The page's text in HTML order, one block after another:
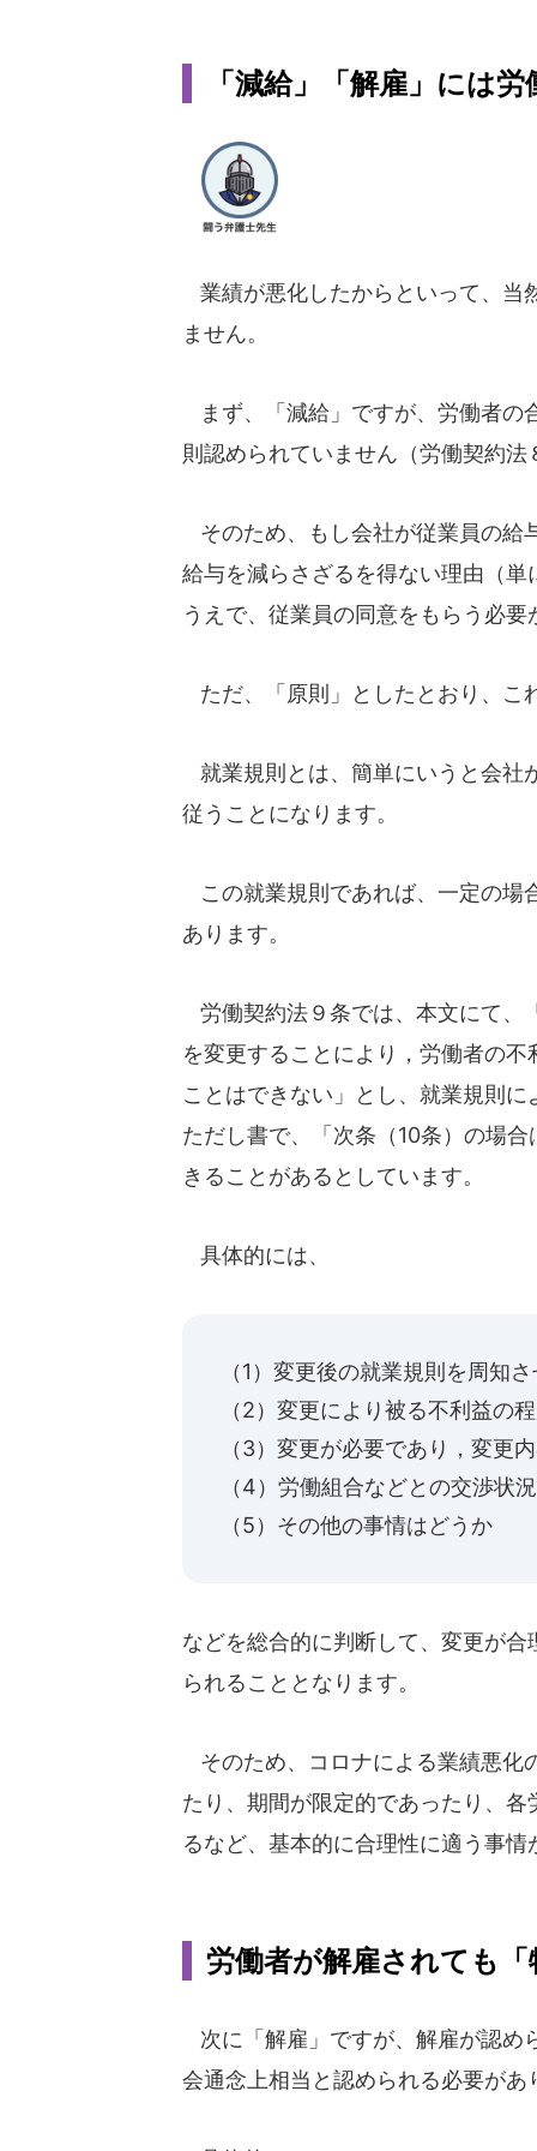
「減給」「解雇」には
業績が悪化したからといって、当
ません。
まず、「減給」ですが、労働者の
則認められていません（労働契約法
そのため、もし会社が従業員の給
給与を減らさざるを得ない理由（
うえで、従業員の同意をもらう必要
ただ、「原則」としたとおり、こ
就業規則とは、簡単にいうと会社
従うことになります。
この就業規則であれば、一定の場
あります。
労働契約法９条では、本文にて、
を変更することにより，労働者の
ことはできない」とし、就業規則
ただし書で、「次条（10条）の場
きることがあるとしています。
具体的には、
（1）変更後の就業規則を周知
（2）変更により被る不利益の
（3）変更が必要であり，変更
（4）労働組合などとの交渉状
（5）その他の事情はどうか
などを総合的に判断して、変更が
られることとなります。
そのため、コロナによる業績悪化
たり、期間が限定的であったり、
るなど、基本的に合理性に適う事情
労働者が解雇されても
次に「解雇」ですが、解雇が認め
会通念上相当と認められる必要が